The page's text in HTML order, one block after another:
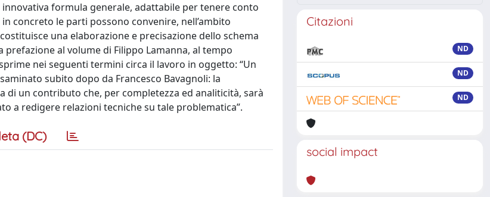
formula generale, adattabile per tenere conto
concreto le parti possono convenire, nell’ambito
una elaborazione e precisazione dello schema
al volume di Filippo Lamanna, al tempo
nei seguenti termini circa il lavoro in oggetto: “Un
subito dopo da Francesco Bavagnoli: la
di un contributo che, per completezza ed analiticità, sarà
a redigere relazioni tecniche su tale problematica”.
(DC)
Citazioni
ND
ND
ND
social impact